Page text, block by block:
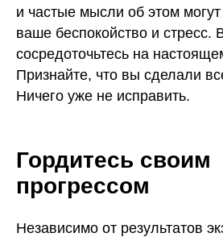
и частые мысли об этом могут
ваше беспокойство и стресс.
сосредоточьтесь на
Признайте, что вы сделали
Ничего уже не исправить.
Гордитесь своим
прогрессом
Независимо от результатов
Обществознание
Математика
ОГЭ
ЕГЭ